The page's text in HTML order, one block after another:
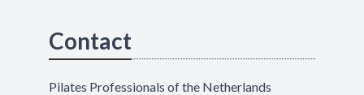
Contact
Pilates Professionals of the Netherlands